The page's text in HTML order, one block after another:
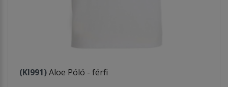
(KI991)Aloe Póló - férfi